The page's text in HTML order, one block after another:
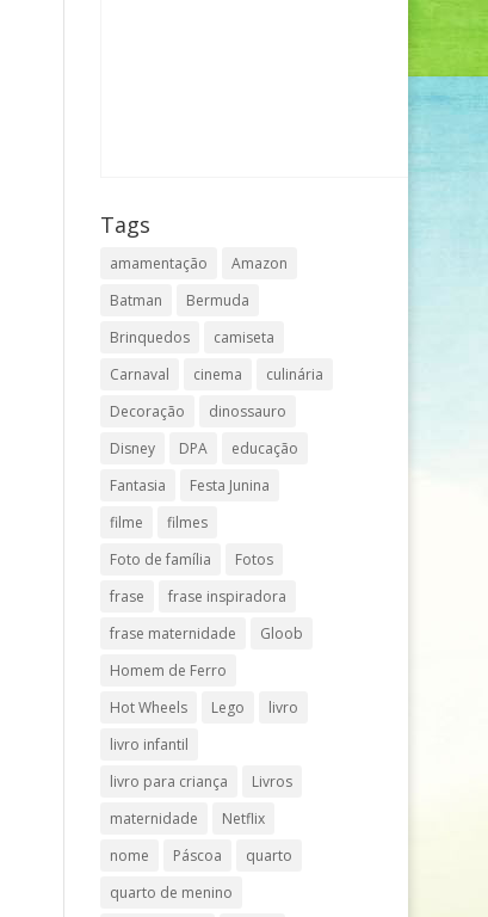
Tags
amamentação
Amazon
Batman
Bermuda
Brinquedos
camiseta
Carnaval
cinema
culinária
Decoração
dinossauro
Disney
DPA
educação
Fantasia
Festa Junina
filme
filmes
Foto de família
Fotos
frase
frase inspiradora
frase maternidade
Gloob
Homem de Ferro
Hot Wheels
Lego
livro
livro infantil
livro para criança
Livros
maternidade
Netflix
nome
Páscoa
quarto
quarto de menino